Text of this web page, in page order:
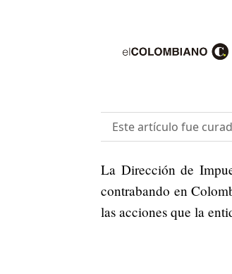
Este artículo fue
La Dirección de
contrabando en
las acciones que la